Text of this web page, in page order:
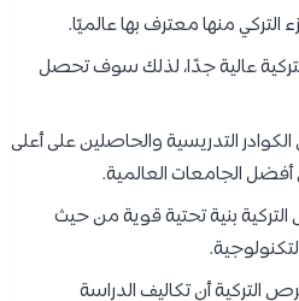
التركي منها معترف بها عالميًا.
عالية جدًا، لذلك سوف تحصل
التدريسية والحاصلين على أعلى
الجامعات العالمية.
بنية تحتية قوية من حيث
التركية أن تكاليف الدراسة